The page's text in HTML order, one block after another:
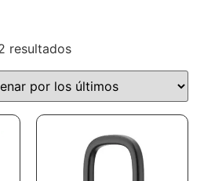
resultados